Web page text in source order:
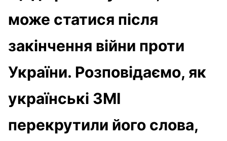
може статися після
закінчення війни проти
України. Розповідаємо, як
українські ЗМІ
перекрутили його слова,